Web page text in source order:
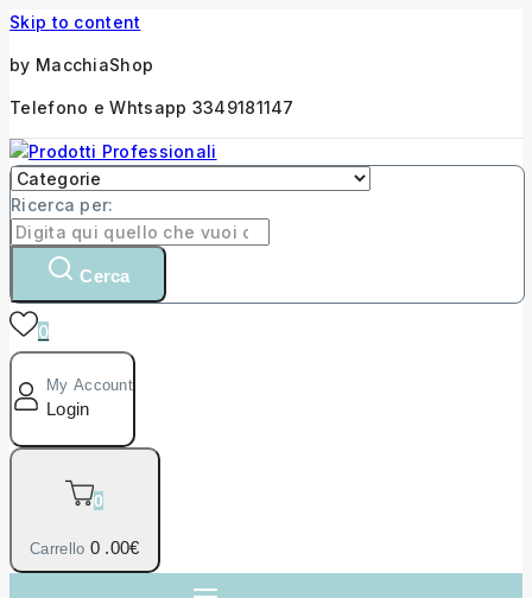
Skip to content
by MacchiaShop
Telefono e Whtsapp 3349181147
Ricerca per:
Cerca
0
My Account
Login
0
Carrello 0 .00€